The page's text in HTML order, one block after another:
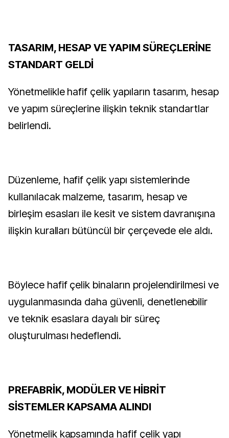
TASARIM, HESAP VE YAPIM SÜREÇLERİNE
STANDART GELDİ
Yönetmelikle hafif çelik yapıların tasarım, hesap
ve yapım süreçlerine ilişkin teknik standartlar
belirlendi.
Düzenleme, hafif çelik yapı sistemlerinde
kullanılacak malzeme, tasarım, hesap ve
birleşim esasları ile kesit ve sistem davranışına
ilişkin kuralları bütüncül bir çerçevede ele aldı.
Böylece hafif çelik binaların projelendirilmesi ve
uygulanmasında daha güvenli, denetlenebilir
ve teknik esaslara dayalı bir süreç
oluşturulması hedeflendi.
PREFABRİK, MODÜLER VE HİBRİT
SİSTEMLER KAPSAMA ALINDI
Yönetmelik kapsamında hafif çelik yapı